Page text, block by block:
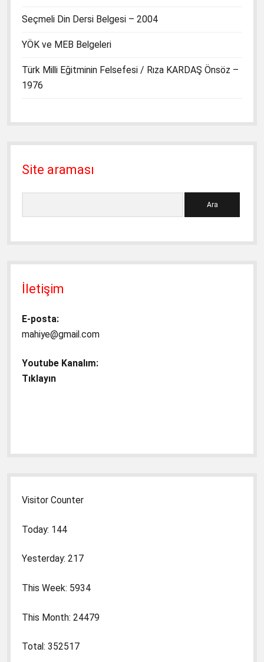
Seçmeli Din Dersi Belgesi – 2004
YÖK ve MEB Belgeleri
Türk Milli Eğitminin Felsefesi / Rıza KARDAŞ Önsöz –
1976
Site araması
İletişim
E-posta:
mahiye@gmail.com
Youtube Kanalım:
Tıklayın
Visitor Counter
Today: 144
Yesterday: 217
This Week: 5934
This Month: 24479
Total: 352517